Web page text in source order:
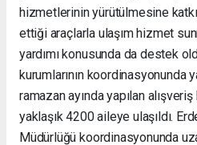
hizmetlerinin yürütülmesine
ettiği araçlarla ulaşım hizmet
yardımı konusunda da destek
kurumlarının koordinasyonunda
ramazan ayında yapılan alışveriş
yaklaşık 4200 aileye ulaşıldı.
Müdürlüğü koordinasyonunda